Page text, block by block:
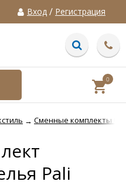
Вход / Регистрация
0
→ Сменные комплекты
Pali